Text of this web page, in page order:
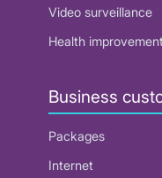
Video surveillance
Health
Business
Packages
Internet